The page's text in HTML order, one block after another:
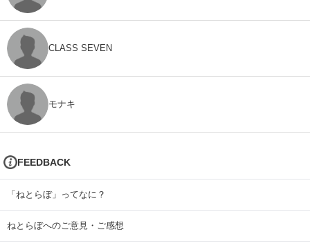
CLASS SEVEN
モナキ
FEEDBACK
「ねとらぼ」ってなに？
ねとらぼへのご意見・ご感想